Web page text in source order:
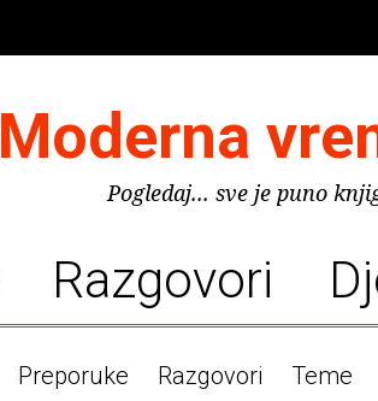
Moderna
Pogledaj... sve je puno
Razgovori
Preporuke Razgovori Teme